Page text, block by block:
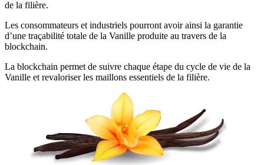
de la filière.
Les consommateurs et industriels pourront avoir ainsi la garantie
d’une traçabilité totale de la Vanille produite au travers de la
blockchain.
La blockchain permet de suivre chaque étape du cycle de vie de la
Vanille et revaloriser les maillons essentiels de la filière.